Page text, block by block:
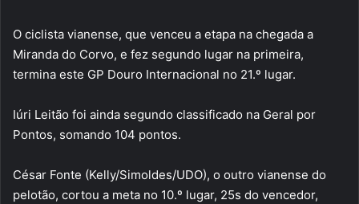
O ciclista vianense, que venceu a etapa na chegada a
Miranda do Corvo, e fez segundo lugar na primeira,
termina este GP Douro Internacional no 21.º lugar.
Iúri Leitão foi ainda segundo classificado na Geral por
Pontos, somando 104 pontos.
César Fonte (Kelly/Simoldes/UDO), o outro vianense do
pelotão, cortou a meta no 10.º lugar, 25s do vencedor,